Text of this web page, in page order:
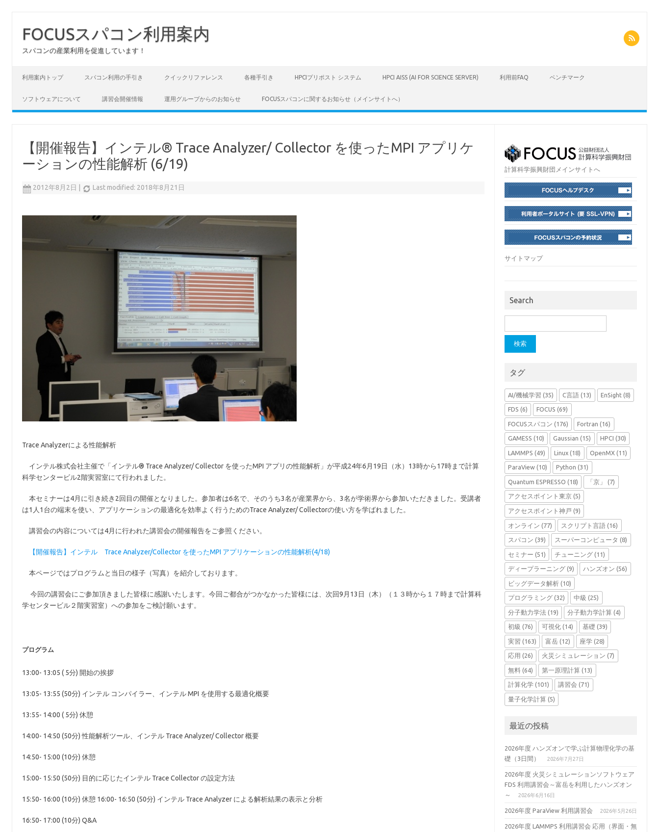
FOCUSスパコン利用案内
スパコンの産業利用を促進しています！
利用案内トップ スパコン利用の手引き クイックリファレンス 各種手引き HPCIプリポスト システム HPCI AISS (AI FOR SCIENCE SERVER) 利用前FAQ ベンチマーク
ソフトウェアについて 講習会開催情報 運用グループからのお知らせ FOCUSスパコンに関するお知らせ（メインサイトへ）
【開催報告】インテル® Trace Analyzer/ Collector を使ったMPI アプリケ
ーションの性能解析 (6/19)
2012年8月2日 Last modified: 2018年8月21日
Trace Analyzerによる性能解析
インテル株式会社主催で「インテル® Trace Analyzer/ Collector を使ったMPI アプリの性能解析」が平成24年6月19日（水）13時から17時まで計算
科学センタービル2階実習室にて行われました。
本セミナーは4月に引き続き2回目の開催となりました。参加者は6名で、そのうち3名が産業界から、3名が学術界から参加いただきました。受講者
は1人1台の端末を使い、アプリケーションの最適化を効率よく行うためのTrace Analyzer/ Collectorの使い方を学ばれました。
講習会の内容については4月に行われた講習会の開催報告をご参照ください。
【開催報告】インテル Trace Analyzer/Collector を使ったMPI アプリケーションの性能解析(4/18)
本ページではプログラムと当日の様子（写真）を紹介しております。
今回の講習会にご参加頂きました皆様に感謝いたします。今回ご都合がつかなかった皆様には、次回9月13日（木）（１３時から１７時まで計算科
学センタービル２階実習室）への参加をご検討願います。
プログラム
13:00- 13:05 ( 5分) 開始の挨拶
13:05- 13:55 (50分) インテル コンパイラー、インテル MPI を使用する最適化概要
13:55- 14:00 ( 5分) 休憩
14:00- 14:50 (50分) 性能解析ツール、インテル Trace Analyzer/ Collector 概要
14:50- 15:00 (10分) 休憩
15:00- 15:50 (50分) 目的に応じたインテル Trace Collector の設定方法
15:50- 16:00 (10分) 休憩 16:00- 16:50 (50分) インテル Trace Analyzer による解析結果の表示と分析
16:50- 17:00 (10分) Q&A
計算科学振興財団メインサイトへ
サイトマップ
Search
索:
タグ
AI/機械学習 (35) C言語 (13) EnSight (8)
FDS (6) FOCUS (69)
FOCUSスパコン (176) Fortran (16)
GAMESS (10) Gaussian (15) HPCI (30)
LAMMPS (49) Linux (18) OpenMX (11)
ParaView(10) Python (31)
Quantum ESPRESSO (18) 「京」 (7)
アクセスポイント東京(5)
アクセスポイント神戸 (9)
オンライン (77) スクリプト言語 (16)
スパコン (39) スーパーコンピュータ (8)
セミナー (51) チューニング (11)
ディープラーニング(9) ハンズオン (56)
ビッグデータ解析(10)
プログラミング(32) 中級 (25)
分子動力学法(19) 分子動力学計算 (4)
初級 (76) 可視化 (14) 基礎 (39)
実習 (163) 富岳 (12) 座学 (28)
応用 (26) 火災シミュレーション (7)
無料(64) 第一原理計算 (13)
計算化学(101) 講習会 (71)
量子化学計算(5)
最近の投稿
2026年度 ハンズオンで学ぶ計算物理化学の基
礎（3日間）
2026年7月27日
2026年度 火災シミュレーションソフトウェア
FDS 利用講習会～富岳を利用したハンズオン
～
2026年6月16日
2026年度 ParaView 利用講習会 2026年5月26日
2026年度 LAMMPS 利用講習会 応用（界面・無